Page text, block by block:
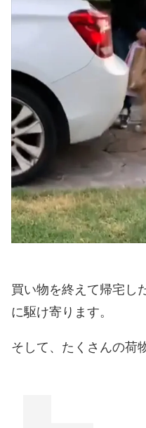
買い物を終えて帰宅し
に駆け寄ります。
そして、たくさんの荷